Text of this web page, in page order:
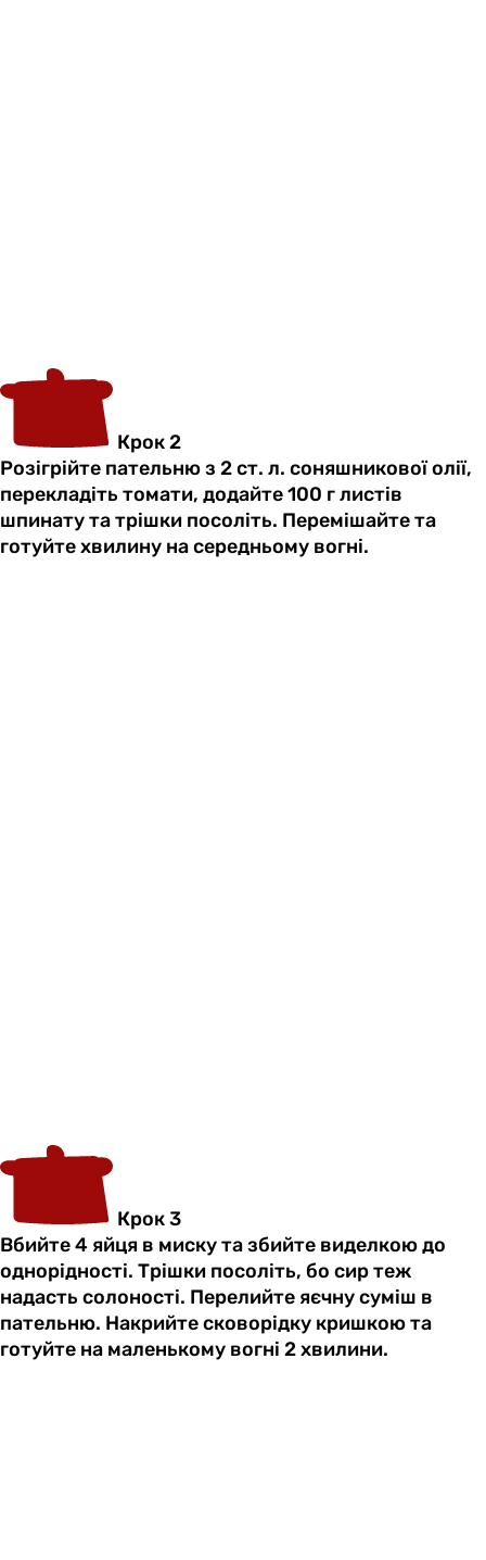
Крок 2
Розігрійте пательню з 2 ст. л. соняшникової олії,
перекладіть томати, додайте 100 г листів
шпинату та трішки посоліть. Перемішайте та
готуйте хвилину на середньому вогні.
Крок 3
Вбийте 4 яйця в миску та збийте виделкою до
однорідності. Трішки посоліть, бо сир теж
надасть солоності. Перелийте яєчну суміш в
пательню. Накрийте сковорідку кришкою та
готуйте на маленькому вогні 2 хвилини.